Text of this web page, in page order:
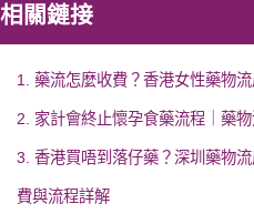
相關鏈接
1. 藥流怎麼收費？香港女性藥物
2. 家計會終止懷孕食藥流程｜藥
3. 香港買唔到落仔藥？深圳藥物
費與流程詳解